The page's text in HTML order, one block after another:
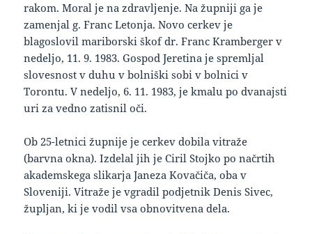
rakom. Moral je na zdravljenje. Na župniji ga je
zamenjal g. Franc Letonja. Novo cerkev je
blagoslovil mariborski škof dr. Franc Kramberger v
nedeljo, 11. 9. 1983. Gospod Jeretina je spremljal
slovesnost v duhu v bolniški sobi v bolnici v
Torontu. V nedeljo, 6. 11. 1983, je kmalu po dvanajsti
uri za vedno zatisnil oči.
Ob 25-letnici župnije je cerkev dobila vitraže
(barvna okna). Izdelal jih je Ciril Stojko po načrtih
akademskega slikarja Janeza Kovačiča, oba v
Sloveniji. Vitraže je vgradil podjetnik Denis Sivec,
župljan, ki je vodil vsa obnovitvena dela.